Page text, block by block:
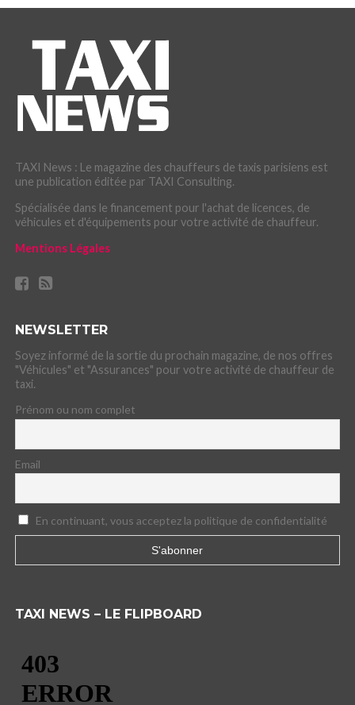
TAXI News : Le magazine des chauffeurs de taxis parisiens est
une publication éditée par TAXI Consulting.
Spécialisée dans le financement pour l'achat de licences, de
véhicules et d'équipements pour votre activité de chauffeur.
Mentions Légales
NEWSLETTER
Soyez informé de la sortie du prochain magazine, de nos offres
"Véhicules" et "Assurances" pour votre activité de chauffeur de
taxi.
Prénom ou nom complet
Email
En continuant, vous acceptez la politique de confidentialité
TAXI NEWS – LE FLIPBOARD